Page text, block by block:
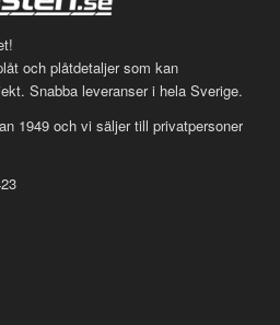
och plåtdetaljer som kan
Snabba leveranser i hela Sverige.
1949 och vi säljer till privatpersoner